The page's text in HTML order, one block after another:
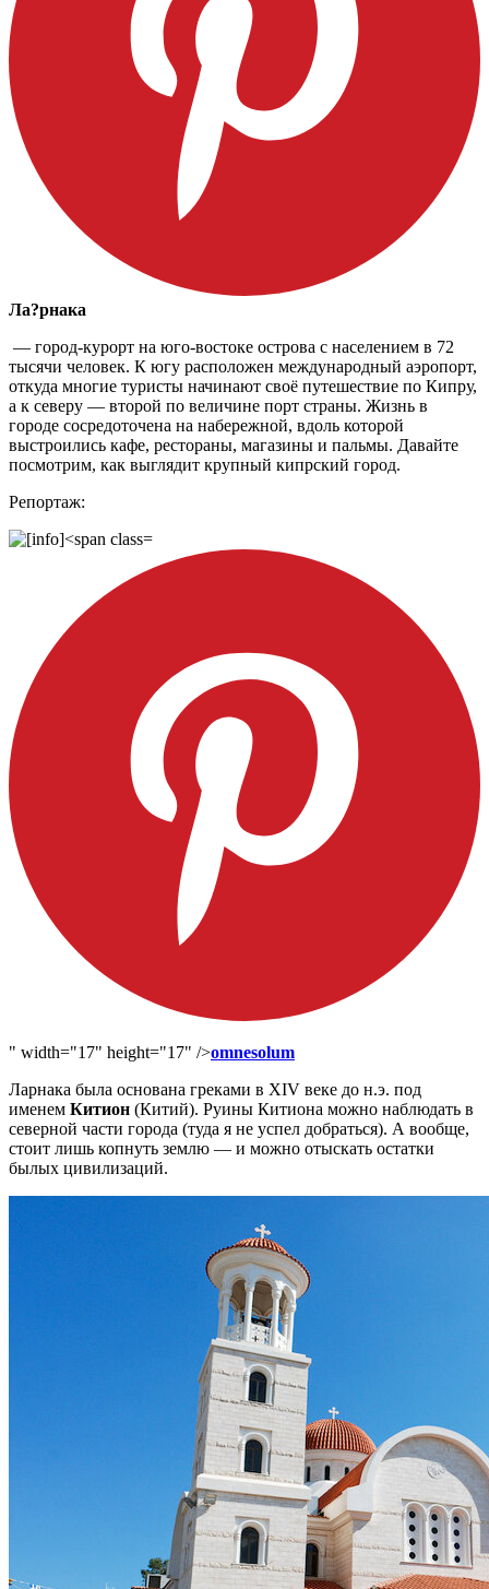
Ла?рнака
— город-курорт на юго-востоке острова с населением в 72
тысячи человек. К югу расположен международный аэропорт,
откуда многие туристы начинают своё путешествие по Кипру,
а к северу — второй по величине порт страны. Жизнь в
городе сосредоточена на набережной, вдоль которой
выстроились кафе, рестораны, магазины и пальмы. Давайте
посмотрим, как выглядит крупный кипрский город.
Репортаж:
" width="17" height="17" />omnesolum
Ларнака была основана греками в XIV веке до н.э. под
именем Китион (Китий). Руины Китиона можно наблюдать в
северной части города (туда я не успел добраться). А вообще,
стоит лишь копнуть землю — и можно отыскать остатки
былых цивилизаций.